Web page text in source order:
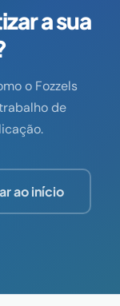
a sua
o Fozzels
de
ao início